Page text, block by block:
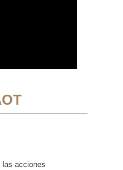
las acciones